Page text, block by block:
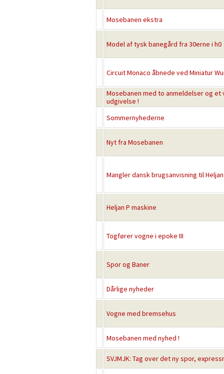
Mosebanen ekstra
Model af tysk banegård fra 30erne i h0
Circuit Monaco åbnede ved Miniatur
Mosebanen med to anmeldelser og et
udgivelse !
Sommernyhederne
Nyt fra Mosebanen
Mangler dansk brugsanvisning til Heljan
Heljan P maskine
Togfører vogne i epoke III
Spor og Baner
Dårlige nyheder
Vogne med bremsehus
Mosebanen med nyhed !
SVJMJK: Tag over det ny spor,